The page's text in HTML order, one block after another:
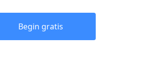
Begin gratis